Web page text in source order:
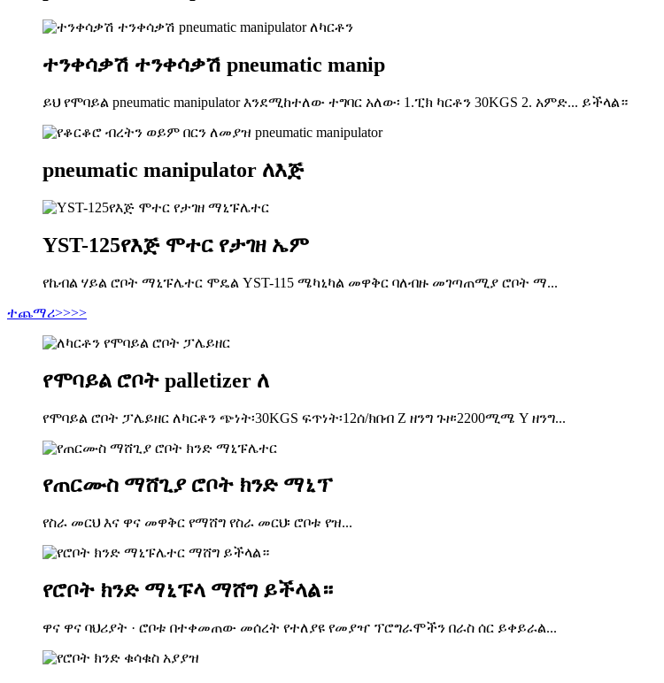
ተንቀሳቃሽ ተንቀሳቃሽ pneumatic manip
ይህ የሞባይል pneumatic manipulator እንደሚከተለው ተግባር አለው፡ 1.ፒክ ካርቶን 30KGS 2. አምድ... ይችላል።
pneumatic manipulator ለእጅ
YST-125የእጅ ሞተር የታገዘ ኤም
የኬብል ሃይል ሮቦት ማኒፑሌተር ሞዴል YST-115 ሜካኒካል መዋቅር ባለብዙ መገጣጠሚያ ሮቦት ማ...
ተጨማሪ>>>>
የሞባይል ሮቦት palletizer ለ
የሞባይል ሮቦት ፓሌይዘር ለካርቶን ጭነት፡30KGS ፍጥነት፡12ሰ/ክበብ Z ዘንግ ጉዞ፡2200ሚሜ Y ዘንግ...
የጠርሙስ ማሸጊያ ሮቦት ክንድ ማኒፕ
የስራ መርህ እና ዋና መዋቅር የማሸግ የስራ መርህ፡ ሮቦቱ የዝ...
የሮቦት ክንድ ማኒፑላ ማሸግ ይችላል።
ዋና ዋና ባህሪያት · ሮቦቱ በተቀመጠው መሰረት የተለያዩ የመያዣ ፕሮግራሞችን በራስ ሰር ይቀይራል...